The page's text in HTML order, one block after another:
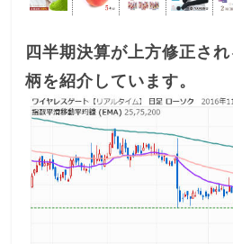
四半期決算が上方修正さ
柄を紹介しています。